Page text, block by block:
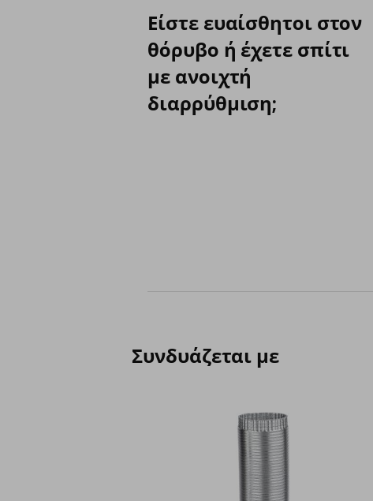
Είστε ευαίσθητοι στον
θόρυβο ή έχετε σπίτι
με ανοιχτή
διαρρύθμιση;
Συνδυάζεται με